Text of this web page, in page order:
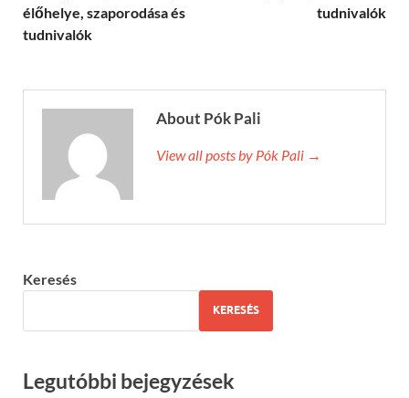
élőhelye, szaporodása és
tudnivalók
tudnivalók
About Pók Pali
View all posts by Pók Pali →
Keresés
KERESÉS
Legutóbbi bejegyzések